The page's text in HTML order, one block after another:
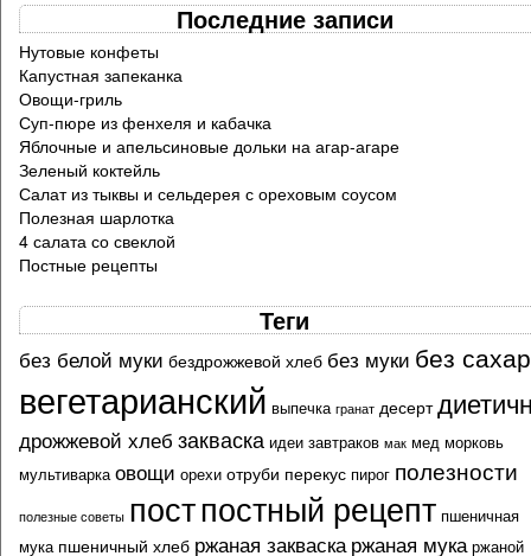
Последние записи
Нутовые конфеты
Капустная запеканка
Овощи-гриль
Суп-пюре из фенхеля и кабачка
Яблочные и апельсиновые дольки на агар-агаре
Зеленый коктейль
Салат из тыквы и сельдерея с ореховым соусом
Полезная шарлотка
4 салата со свеклой
Постные рецепты
Теги
без белой муки бездрожжевой хлеб без муки без
вегетарианский выпечка гранат десерт
дрожжевой хлеб закваска идеи завтраков мак мед морковь
мультиварка овощи орехи отруби перекус пирог полезности
полезные советы постпостный рецепт пшеничная
мука пшеничный хлеб ржаная закваска ржаная мука ржаной